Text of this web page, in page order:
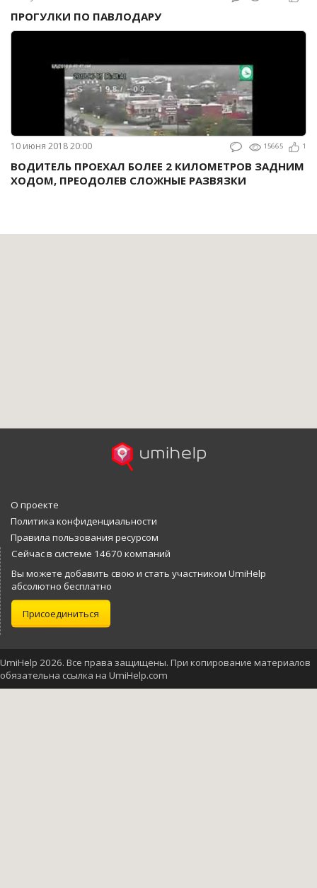
ПРОГУЛКИ ПО ПАВЛОДАРУ
10 июня 2018 20:00 15665 1
ВОДИТЕЛЬ ПРОЕХАЛ БОЛЕЕ 2 КИЛОМЕТРОВ ЗАДНИМ
ХОДОМ, ПРЕОДОЛЕВ СЛОЖНЫЕ РАЗВЯЗКИ
О проекте
Политика конфиденциальности
Правила пользования ресурсом
Сейчас в системе 14670 компаний
Вы можете добавить свою и стать участником UmiHelp
абсолютно бесплатно
Присоединиться
UmiHelp 2026. Все права защищены. При копирование материалов
обязательна ссылка на UmiHelp.com